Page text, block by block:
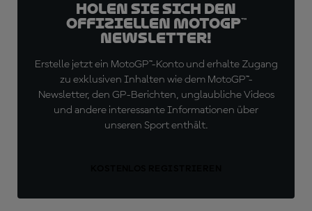
Holen Sie sich den
offiziellen MotoGP™
Newsletter!
Erstelle jetzt ein MotoGP™-Konto und erhalte Zugang
zu exklusiven Inhalten wie dem MotoGP™-
Newsletter, den GP-Berichten, unglaubliche Videos
und andere interessante Informationen über
unseren Sport enthält.